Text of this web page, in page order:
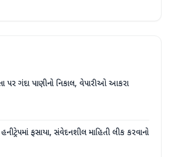
પર ગંદા પાણીનો નિકાલ, વેપારીઓ આકરા
ફસાયા, સંવેદનશીલ માહિતી લીક કરવાનો